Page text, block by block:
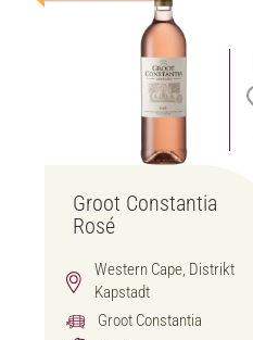
Groot Constantia
Rosé
Western Cape, Distrikt
Kapstadt
Groot Constantia